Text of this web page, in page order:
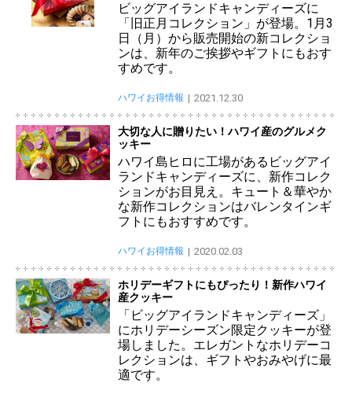
ビッグアイランドキャンディーズに
「旧正月コレクション」が登場。1月3
日（月）から販売開始の新コレクショ
ンは、新年のご挨拶やギフトにもおす
すめです。
ハワイお得情報 2021.12.30
大切な人に贈りたい！ハワイ産のグルメク
ッキー
ハワイ島ヒロに工場があるビッグアイ
ランドキャンディーズに、新作コレク
ションがお目見え。キュート＆華やか
な新作コレクションはバレンタインギ
フトにもおすすめです。
ハワイお得情報 2020.02.03
ホリデーギフトにもぴったり！新作ハワイ
産クッキー
「ビッグアイランドキャンディーズ」
にホリデーシーズン限定クッキーが登
場しました。エレガントなホリデーコ
レクションは、ギフトやおみやげに最
適です。